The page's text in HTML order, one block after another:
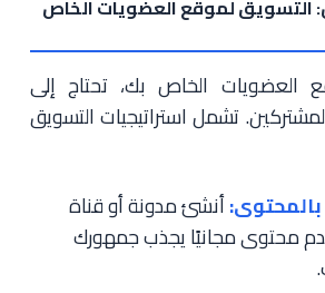
التسويق لموقع العضويات الخاص
العضويات الخاص بك، تحتاج إلى
تشمل استراتيجيات التسويق
أنشئ مدونة أو قناة
محتوى مجانيًا يجذب جمهورك